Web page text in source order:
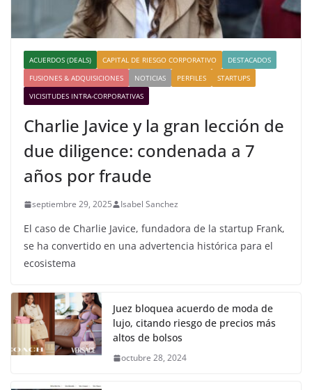
ACUERDOS (DEALS) CAPITAL DE RIESGO CORPORATIVO
DESTACADOS
FUSIONES & ADQUISICIONES
NOTICIAS PERFILES
STARTUPS
VICISITUDES INTRA-CORPORATIVAS
Charlie Javice y la gran lección de
due diligence: condenada a 7
años por fraude
septiembre 29, 2025 Isabel Sanchez
El caso de Charlie Javice, fundadora de la startup Frank,
se ha convertido en una advertencia histórica para el
ecosistema
Juez bloquea acuerdo de moda de
lujo, citando riesgo de precios más
altos de bolsos
octubre 28, 2024